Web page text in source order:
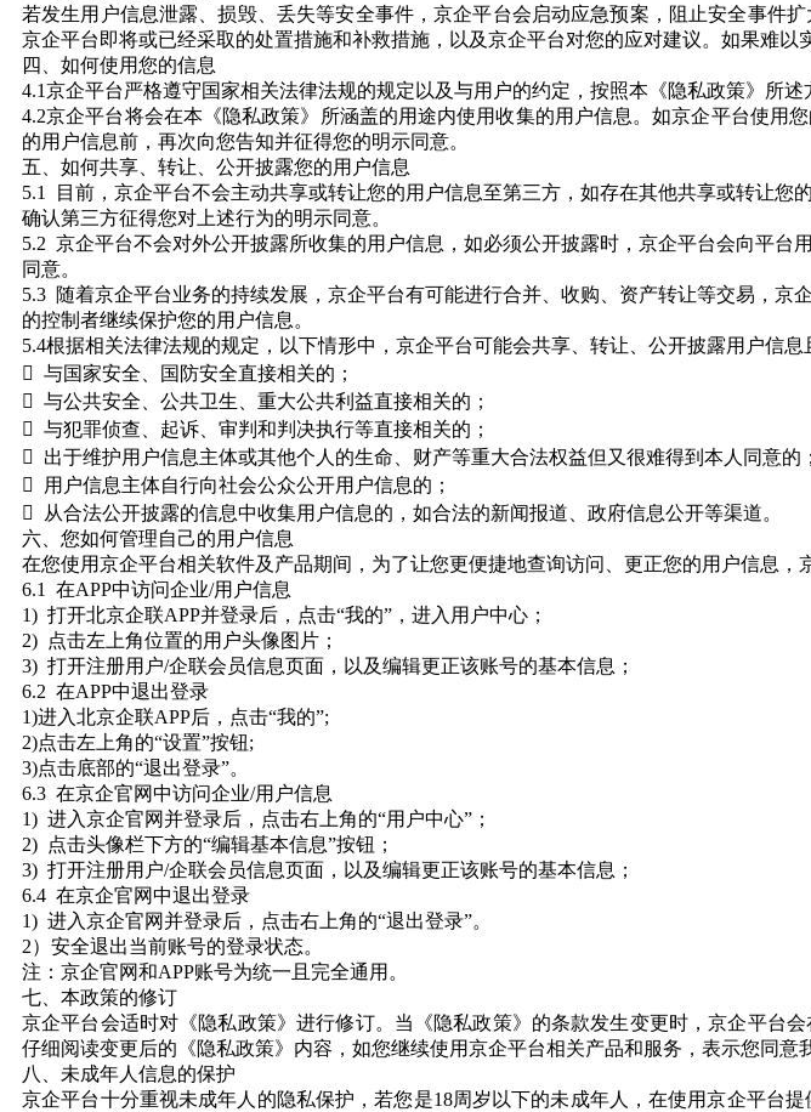
若发生用户信息泄露、损毁、丢失等安全事件，京企平台会启动应急预案，阻止安全事件
京企平台即将或已经采取的处置措施和补救措施，以及京企平台对您的应对建议。如果难以
四、如何使用您的信息
4.1京企平台严格遵守国家相关法律法规的规定以及与用户的约定，按照本《隐私政策》所
4.2京企平台将会在本《隐私政策》所涵盖的用途内使用收集的用户信息。如京企平台使
的用户信息前，再次向您告知并征得您的明示同意。
五、如何共享、转让、公开披露您的用户信息
5.1 目前，京企平台不会主动共享或转让您的用户信息至第三方，如存在其他共享或转让
确认第三方征得您对上述行为的明示同意。
5.2 京企平台不会对外公开披露所收集的用户信息，如必须公开披露时，京企平台会向平
同意。
5.3 随着京企平台业务的持续发展，京企平台有可能进行合并、收购、资产转让等交易，
的控制者继续保护您的用户信息。
5.4根据相关法律法规的规定，以下情形中，京企平台可能会共享、转让、公开披露用户信息
 与国家安全、国防安全直接相关的；
 与公共安全、公共卫生、重大公共利益直接相关的；
 与犯罪侦查、起诉、审判和判决执行等直接相关的；
 出于维护用户信息主体或其他个人的生命、财产等重大合法权益但又很难得到本人同意的；
 用户信息主体自行向社会公众公开用户信息的；
 从合法公开披露的信息中收集用户信息的，如合法的新闻报道、政府信息公开等渠道。
六、您如何管理自己的用户信息
在您使用京企平台相关软件及产品期间，为了让您更便捷地查询访问、更正您的用户信息
6.1 在APP中访问企业/用户信息
1) 打开北京企联APP并登录后，点击“我的”，进入用户中心；
2) 点击左上角位置的用户头像图片；
3) 打开注册用户/企联会员信息页面，以及编辑更正该账号的基本信息；
6.2 在APP中退出登录
1)进入北京企联APP后，点击“我的”;
2)点击左上角的“设置”按钮;
3)点击底部的“退出登录”。
6.3 在京企官网中访问企业/用户信息
1) 进入京企官网并登录后，点击右上角的“用户中心”；
2) 点击头像栏下方的“编辑基本信息”按钮；
3) 打开注册用户/企联会员信息页面，以及编辑更正该账号的基本信息；
6.4 在京企官网中退出登录
1) 进入京企官网并登录后，点击右上角的“退出登录”。
2）安全退出当前账号的登录状态。
注：京企官网和APP账号为统一且完全通用。
七、本政策的修订
京企平台会适时对《隐私政策》进行修订。当《隐私政策》的条款发生变更时，京企平台
仔细阅读变更后的《隐私政策》内容，如您继续使用京企平台相关产品和服务，表示您同意
八、未成年人信息的保护
京企平台十分重视未成年人的隐私保护，若您是18周岁以下的未成年人，在使用京企平台